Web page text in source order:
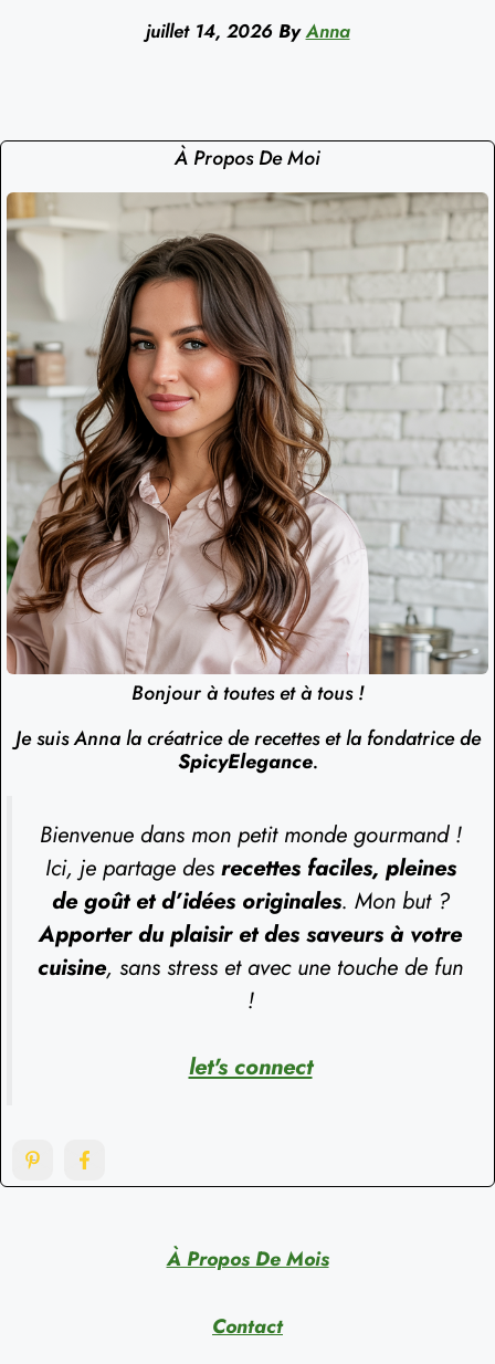
juillet 14, 2026 By Anna
À Propos De Moi
Bonjour à toutes et à tous !
Je suis Anna la créatrice de recettes et la fondatrice de
SpicyElegance.
Bienvenue dans mon petit monde gourmand !
Ici, je partage des recettes faciles, pleines
de goût et d’idées originales. Mon but ?
Apporter du plaisir et des saveurs à votre
cuisine, sans stress et avec une touche de fun
!
let's connect
À Propos De Mois
Contact